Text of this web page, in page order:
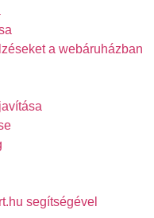
a webáruházban
segítségével